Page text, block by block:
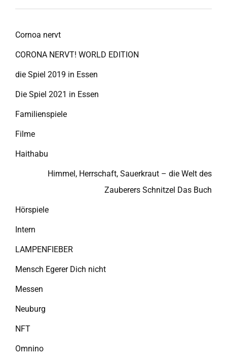
Cornoa nervt
CORONA NERVT! WORLD EDITION
die Spiel 2019 in Essen
Die Spiel 2021 in Essen
Familienspiele
Filme
Haithabu
Himmel, Herrschaft, Sauerkraut – die Welt des
Zauberers Schnitzel Das Buch
Hörspiele
Intern
LAMPENFIEBER
Mensch Egerer Dich nicht
Messen
Neuburg
NFT
Omnino